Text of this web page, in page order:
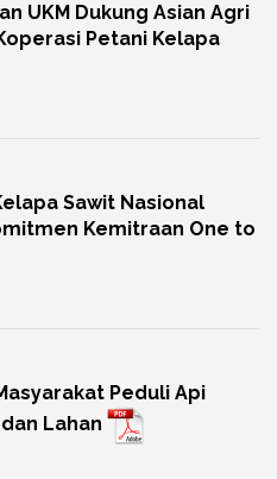
UKM Dukung Asian Agri
Petani Kelapa
Sawit Nasional
Kemitraan One to
Peduli Api
Lahan